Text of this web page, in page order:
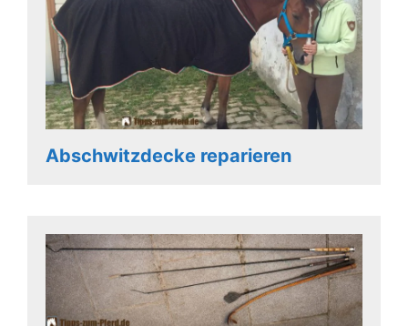
Abschwitzdecke reparieren